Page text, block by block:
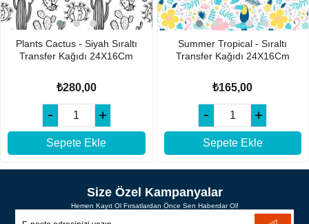
Plants Cactus - Siyah Sıraltı
Transfer Kağıdı 24X16Cm
₺280,00
Sepete Ekle
Summer Tropical - Sıraltı
Transfer Kağıdı 24X16Cm
₺165,00
Sepete Ekle
Size Özel Kampanyalar
Hemen Kayıt Ol Fırsatlardan Önce Sen Haberdar Ol!